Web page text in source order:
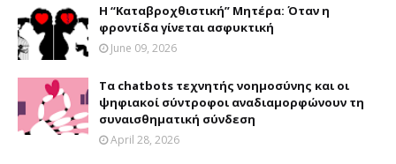
Η “Καταβροχθιστική” Mητέρα: Όταν η
φροντίδα γίνεται ασφυκτική
June 09, 2026
Τα chatbots τεχνητής νοημοσύνης και οι
ψηφιακοί σύντροφοι αναδιαμορφώνουν τη
συναισθηματική σύνδεση
April 28, 2026